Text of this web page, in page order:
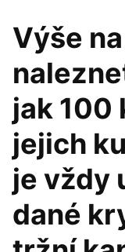
Výše
jak 100
jejich
je vždy
dané